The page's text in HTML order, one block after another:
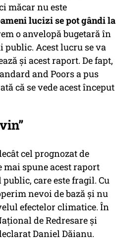
măcar nu este
lucizi se pot gândi la
o anvelopă bugetară în
public. Acest lucru se va
şi acest raport. De fapt,
and Poors a pus
că se vede acest început
cel prognozat de
spune acest raport
care este fragil. Cu
nevoi de bază şi nu
efectelor climatice. În
de Redresare şi
Daniel Dăianu.